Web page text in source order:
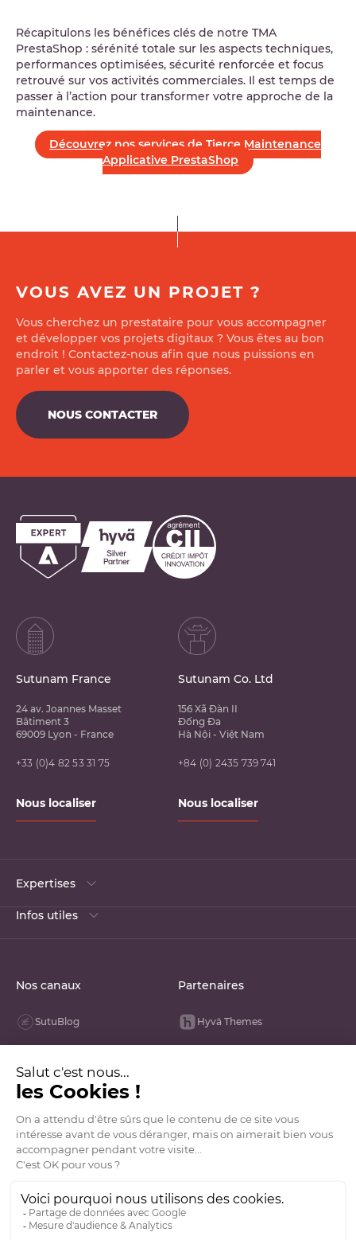
Récapitulons les bénéfices clés de notre TMA
PrestaShop : sérénité totale sur les aspects techniques,
performances optimisées, sécurité renforcée et focus
retrouvé sur vos activités commerciales. Il est temps de
passer à l’action pour transformer votre approche de la
maintenance.
Découvrez nos services de Tierce Maintenance
Applicative PrestaShop
VOUS AVEZ UN PROJET ?
Vous cherchez un prestataire pour vous accompagner
et développer vos projets digitaux ? Vous êtes au bon
endroit ! Contactez-nous afin que nous puissions en
parler et vous apporter des réponses.
NOUS CONTACTER
Sutunam France
24 av. Joannes Masset
Bâtiment 3
69009 Lyon - France
+33 (0)4 82 53 31 75
Nous localiser
Sutunam Co. Ltd
156 Xã Đàn II
Đống Đa
Hà Nội - Việt Nam
+84 (0) 2435 739 741
Nous localiser
Expertises
Infos utiles
Nos canaux
SutuBlog
Youtube
Facebook
Instagram
GitHub
Partenaires
Hyvä Themes
La French Tech